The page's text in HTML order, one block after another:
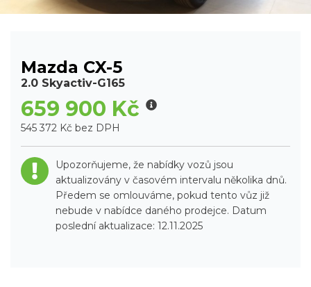
Mazda CX-5
2.0 Skyactiv-G165
659 900 Kč
545 372 Kč bez DPH
Upozorňujeme, že nabídky vozů jsou
aktualizovány v časovém intervalu několika dnů.
Předem se omlouváme, pokud tento vůz již
nebude v nabídce daného prodejce. Datum
poslední aktualizace: 12.11.2025